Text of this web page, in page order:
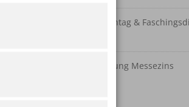
Rosenmontag &
Finanzierung Messezins